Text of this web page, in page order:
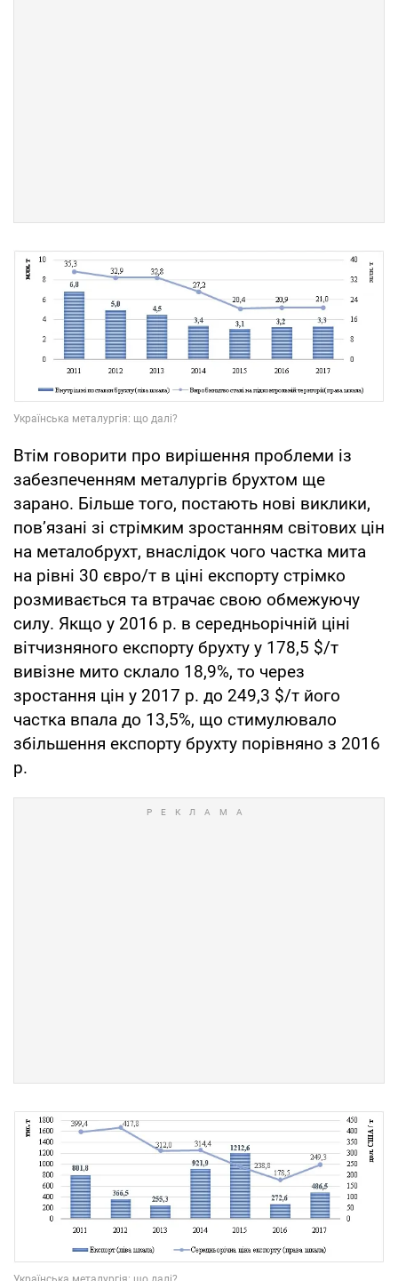
Втім говорити про вирішення проблеми із
забезпеченням металургів брухтом ще
зарано. Більше того, постають нові виклики,
пов’язані зі стрімким зростанням світових цін
на металобрухт, внаслідок чого частка мита
на рівні 30 євро/т в ціні експорту стрімко
розмивається та втрачає свою обмежуючу
силу. Якщо у 2016 р. в середньорічній ціні
вітчизняного експорту брухту у 178,5 $/т
вивізне мито склало 18,9%, то через
зростання цін у 2017 р. до 249,3 $/т його
частка впала до 13,5%, що стимулювало
збільшення експорту брухту порівняно з 2016
р.